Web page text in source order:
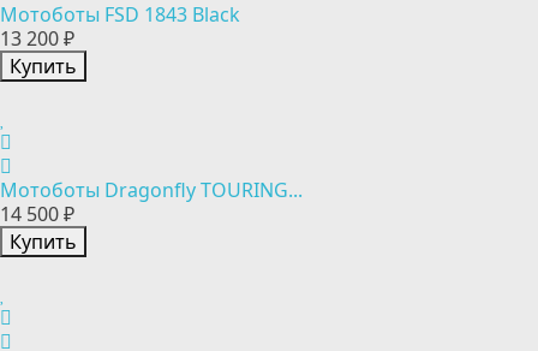
Мотоботы FSD 1843 Black
13 200 ₽
Купить
Мотоботы Dragonfly TOURING...
14 500 ₽
Купить